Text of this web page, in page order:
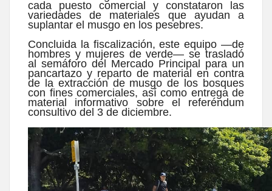
cada puesto comercial y constataron las
variedades de materiales que ayudan a
suplantar el musgo en los pesebres.
Concluida la fiscalización, este equipo —de
hombres y mujeres de verde— se trasladó
al semáforo del Mercado Principal para un
pancartazo y reparto de material en contra
de la extracción de musgo de los bosques
con fines comerciales, así como entrega de
material informativo sobre el referéndum
consultivo del 3 de diciembre.